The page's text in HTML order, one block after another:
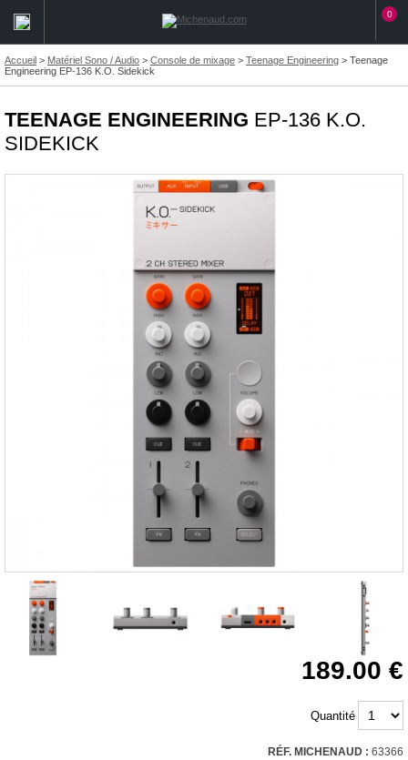
0
Accueil > Matériel Sono / Audio > Console de mixage > Teenage Engineering > Teenage
Engineering EP-136 K.O. Sidekick
TEENAGE ENGINEERING EP-136 K.O.
SIDEKICK
189.00
Quantité
RÉF. MICHENAUD : 63366